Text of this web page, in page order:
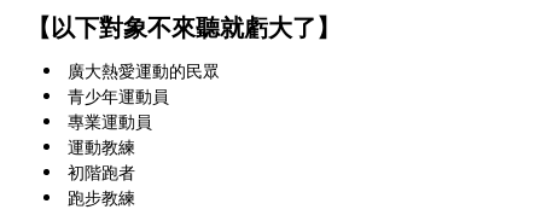
【以下對象不來聽就虧大了】
廣大熱愛運動的民眾
青少年運動員
專業運動員
運動教練
初階跑者
跑步教練